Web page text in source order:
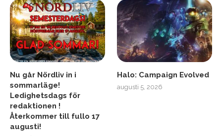
Nu går Nördliv in i
sommarläge!
Ledighetsdags för
redaktionen !
Återkommer till fullo 17
augusti!
Halo: Campaign Evolved
augusti 5, 2026